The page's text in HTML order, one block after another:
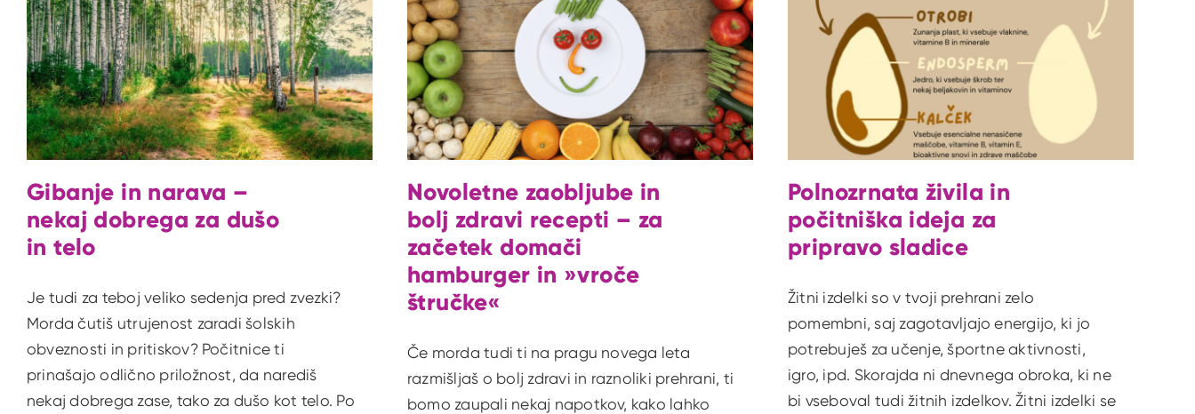
Gibanje in narava –
nekaj dobrega za dušo
in telo
Je tudi za teboj veliko sedenja pred zvezki?
Morda čutiš utrujenost zaradi šolskih
obveznosti in pritiskov? Počitnice ti
prinašajo odlično priložnost, da narediš
nekaj dobrega zase, tako za dušo kot telo. Po
Novoletne zaobljube in
bolj zdravi recepti – za
začetek domači
hamburger in »vroče
štručke«
Če morda tudi ti na pragu novega leta
razmišljaš o bolj zdravi in raznoliki prehrani, ti
bomo zaupali nekaj napotkov, kako lahko
Polnozrnata živila in
počitniška ideja za
pripravo sladice
Žitni izdelki so v tvoji prehrani zelo
pomembni, saj zagotavljajo energijo, ki jo
potrebuješ za učenje, športne aktivnosti,
igro, ipd. Skorajda ni dnevnega obroka, ki ne
bi vseboval tudi žitnih izdelkov. Žitni izdelki se